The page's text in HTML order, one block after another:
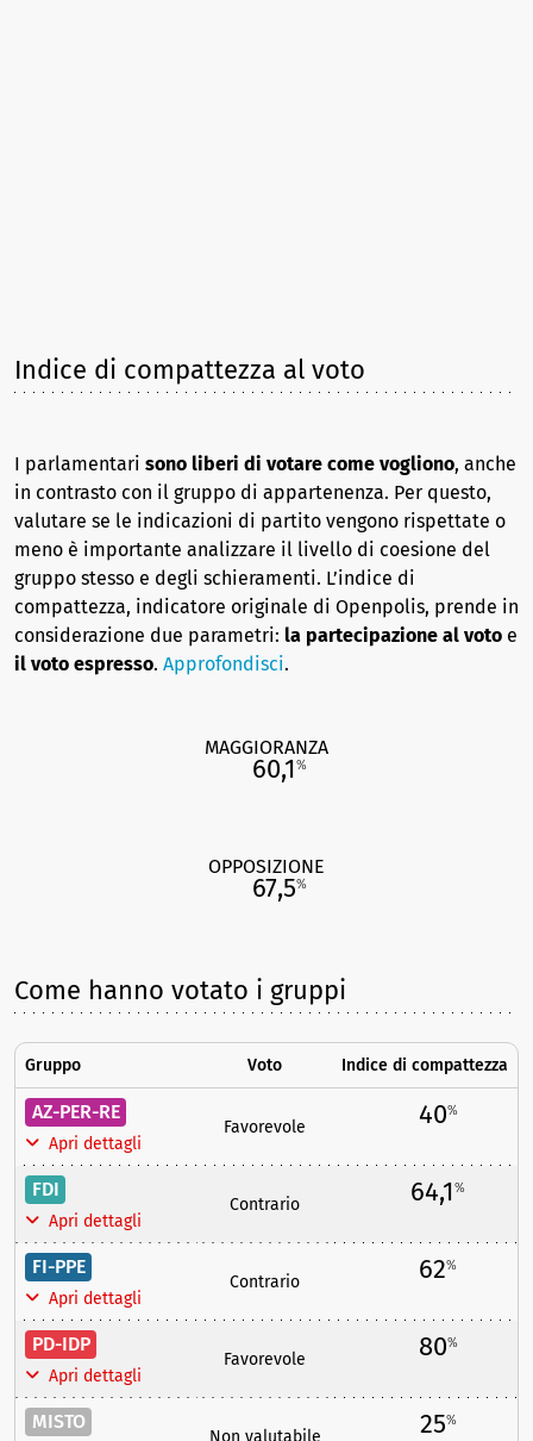
Indice di compattezza al voto
I parlamentari sono liberi di votare come vogliono, anche
in contrasto con il gruppo di appartenenza. Per questo,
valutare se le indicazioni di partito vengono rispettate o
meno è importante analizzare il livello di coesione del
gruppo stesso e degli schieramenti. L’indice di
compattezza, indicatore originale di Openpolis, prende in
considerazione due parametri: la partecipazione al voto e
il voto espresso. Approfondisci.
MAGGIORANZA
60,1%
OPPOSIZIONE
67,5%
Come hanno votato i gruppi
Gruppo Voto Indice di compattezza
AZ-PER-RE
Apri dettagli
Favorevole 40%
FDI
Apri dettagli
Contrario 64,1%
FI-PPE
Apri dettagli
Contrario 62%
PD-IDP
Apri dettagli
Favorevole 80%
MISTO
Non valutabile 25%